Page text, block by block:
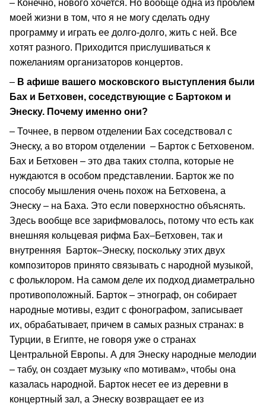
– Конечно, нового хочется. Но вообще одна из проблем
моей жизни в том, что я не могу сделать одну
программу и играть ее долго-долго, жить с ней. Все
хотят разного. Приходится прислушиваться к
пожеланиям организаторов концертов.
– В афише вашего московского выступления были
Бах и Бетховен, соседствующие с Бартоком и
Энеску. Почему именно они?
– Точнее, в первом отделении Бах соседствовал с
Энеску, а во втором отделении – Барток с Бетховеном.
Бах и Бетховен – это два таких столпа, которые не
нуждаются в особом представлении. Барток же по
способу мышления очень похож на Бетховена, а
Энеску – на Баха. Это если поверхностно объяснять.
Здесь вообще все зарифмовалось, потому что есть как
внешняя кольцевая рифма Бах–Бетховен, так и
внутренняя Барток–Энеску, поскольку этих двух
композиторов принято связывать с народной музыкой,
с фольклором. На самом деле их подход диаметрально
противоположный. Барток – этнограф, он собирает
народные мотивы, ездит с фонографом, записывает
их, обрабатывает, причем в самых разных странах: в
Турции, в Египте, не говоря уже о странах
Центральной Европы. А для Энеску народные мелодии
– табу, он создает музыку «по мотивам», чтобы она
казалась народной. Барток несет ее из деревни в
концертный зал, а Энеску возвращает ее из